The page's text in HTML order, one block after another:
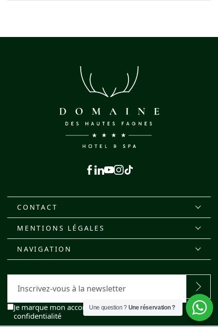
CONTACT
MENTIONS LÉGALES
NAVIGATION
RGPD
Je marque mon accord avec la politique de
confidentialité
E-
mail
Une question ? Une réservation ?